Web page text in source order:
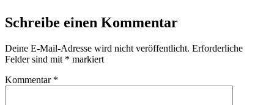
Schreibe einen Kommentar
Deine E-Mail-Adresse wird nicht veröffentlicht. Erforderliche
Felder sind mit * markiert
Kommentar *